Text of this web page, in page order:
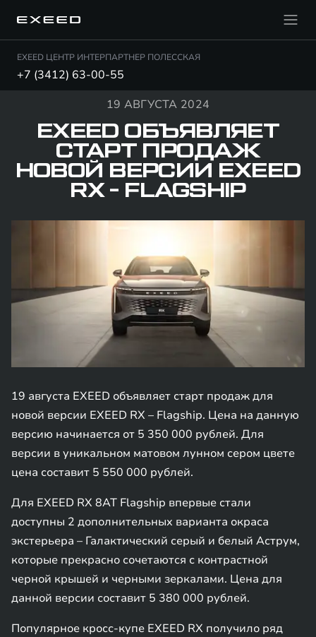
EXEED ЦЕНТР ИНТЕРПАРТНЕР ПОЛЕССКАЯ
+7 (3412) 63-00-55
19 АВГУСТА 2024
EXEED ОБЪЯВЛЯЕТ
СТАРТ ПРОДАЖ
НОВОЙ ВЕРСИИ EXEED
RX - FLAGSHIP
19 августа EXEED объявляет старт продаж для
новой версии EXEED RX – Flagship. Цена на данную
версию начинается от 5 350 000 рублей. Для
версии в уникальном матовом лунном сером цвете
цена составит 5 550 000 рублей.
Для EXEED RX 8AT Flagship впервые стали
доступны 2 дополнительных варианта окраса
экстерьера – Галактический серый и белый Аструм,
которые прекрасно сочетаются с контрастной
черной крышей и черными зеркалами. Цена для
данной версии составит 5 380 000 рублей.
Популярное кросс-купе EXEED RX получило ряд